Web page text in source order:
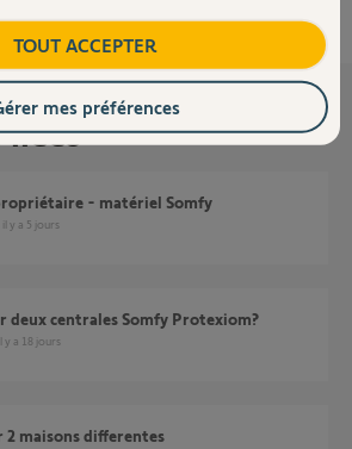
- matériel Somfy
il y a 5 jours
deux centrales Somfy Protexiom?
il y a 18 jours
2 maisons differentes
TOUT ACCEPTER
mes préférences